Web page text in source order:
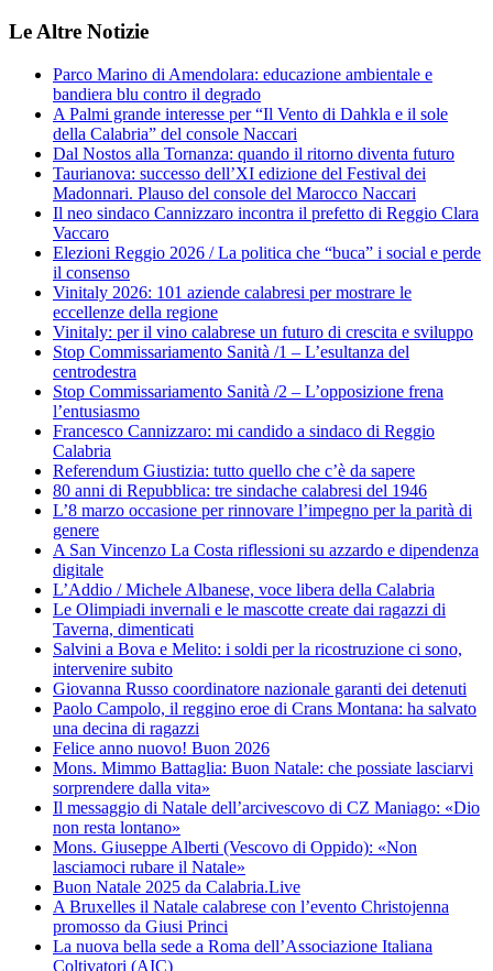
Le Altre Notizie
Parco Marino di Amendolara: educazione ambientale e
bandiera blu contro il degrado
A Palmi grande interesse per “Il Vento di Dahkla e il sole
della Calabria” del console Naccari
Dal Nostos alla Tornanza: quando il ritorno diventa futuro
Taurianova: successo dell’XI edizione del Festival dei
Madonnari. Plauso del console del Marocco Naccari
Il neo sindaco Cannizzaro incontra il prefetto di Reggio Clara
Vaccaro
Elezioni Reggio 2026 / La politica che “buca” i social e perde
il consenso
Vinitaly 2026: 101 aziende calabresi per mostrare le
eccellenze della regione
Vinitaly: per il vino calabrese un futuro di crescita e sviluppo
Stop Commissariamento Sanità /1 – L’esultanza del
centrodestra
Stop Commissariamento Sanità /2 – L’opposizione frena
l’entusiasmo
Francesco Cannizzaro: mi candido a sindaco di Reggio
Calabria
Referendum Giustizia: tutto quello che c’è da sapere
80 anni di Repubblica: tre sindache calabresi del 1946
L’8 marzo occasione per rinnovare l’impegno per la parità di
genere
A San Vincenzo La Costa riflessioni su azzardo e dipendenza
digitale
L’Addio / Michele Albanese, voce libera della Calabria
Le Olimpiadi invernali e le mascotte create dai ragazzi di
Taverna, dimenticati
Salvini a Bova e Melito: i soldi per la ricostruzione ci sono,
intervenire subito
Giovanna Russo coordinatore nazionale garanti dei detenuti
Paolo Campolo, il reggino eroe di Crans Montana: ha salvato
una decina di ragazzi
Felice anno nuovo! Buon 2026
Mons. Mimmo Battaglia: Buon Natale: che possiate lasciarvi
sorprendere dalla vita»
Il messaggio di Natale dell’arcivescovo di CZ Maniago: «Dio
non resta lontano»
Mons. Giuseppe Alberti (Vescovo di Oppido): «Non
lasciamoci rubare il Natale»
Buon Natale 2025 da Calabria.Live
A Bruxelles il Natale calabrese con l’evento Christojenna
promosso da Giusi Princi
La nuova bella sede a Roma dell’Associazione Italiana
Coltivatori (AIC)